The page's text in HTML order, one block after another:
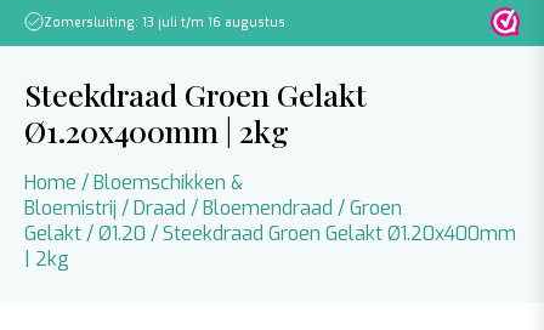
Zomersluiting: 13 juli t/m 16 augustus Let
Steekdraad Groen Gelakt
Ø1.20x400mm | 2kg
Home /Bloemschikken &
Bloemistrij /Draad /Bloemendraad /Groen
Gelakt/Ø1.20 / Steekdraad Groen Gelakt Ø1.20x400mm
| 2kg